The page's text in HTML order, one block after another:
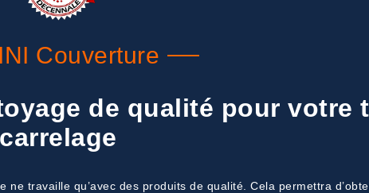
Couverture
de qualité pour votre
carrelage
travaille qu’avec des produits de qualité. Cela permettra